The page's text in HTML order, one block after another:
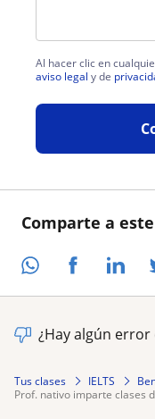
Comparte a
Al hacer clic en
aviso legal y de
¿Hay algún
Tus clases IELTS
prof. nativo imparte clases